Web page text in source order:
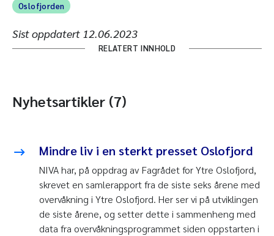
Oslofjorden
Sist oppdatert 12.06.2023
RELATERT INNHOLD
Nyhetsartikler (7)
Mindre liv i en sterkt presset Oslofjord
NIVA har, på oppdrag av Fagrådet for Ytre Oslofjord,
skrevet en samlerapport fra de siste seks årene med
overvåkning i Ytre Oslofjord. Her ser vi på utviklingen
de siste årene, og setter dette i sammenheng med
data fra overvåkningsprogrammet siden oppstarten i